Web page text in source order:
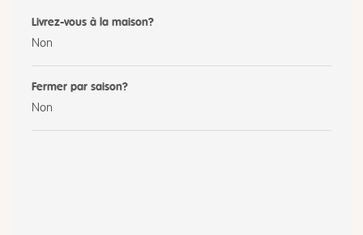
Livrez-vous à la maison?
Non
Fermer par saison?
Non